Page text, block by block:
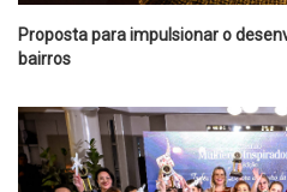
Proposta para impulsionar o
bairros